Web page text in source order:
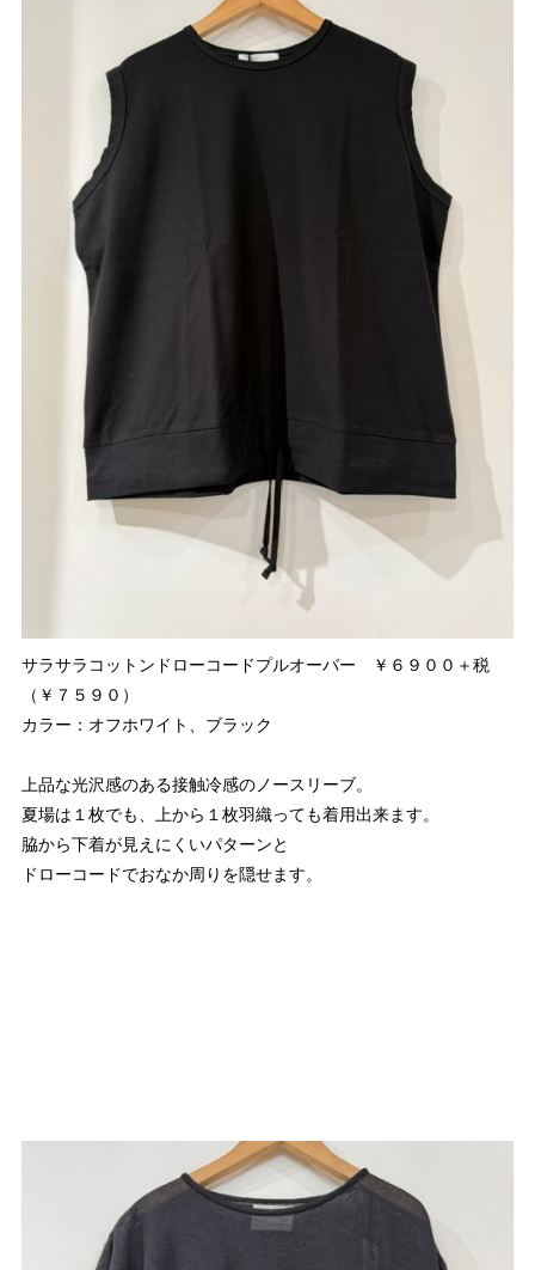
サラサラコットンドローコードプルオーバー ￥６９００＋税
（￥７５９０）
カラー：オフホワイト、ブラック
上品な光沢感のある接触冷感のノースリーブ。
夏場は１枚でも、上から１枚羽織っても着用出来ます。
脇から下着が見えにくいパターンと
ドローコードでおなか周りを隠せます。